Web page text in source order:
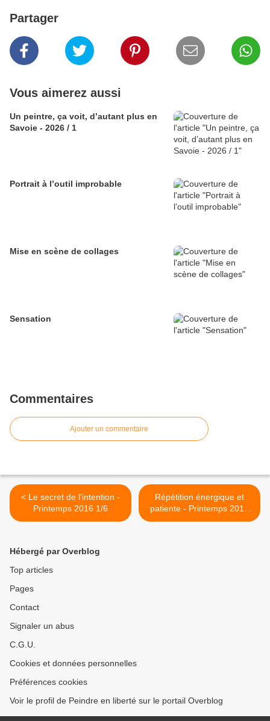
Partager
Vous aimerez aussi
Un peintre, ça voit, d’autant plus en
Savoie - 2026 / 1
Portrait à l’outil improbable
Mise en scène de collages
Sensation
Commentaires
Ajouter un commentaire
< Le secret de l'intention -
Printemps 2016 1/6
Répétition énergique et
patiente - Printemps 2016
3/6 >
Hébergé par Overblog
Top articles
Pages
Contact
Signaler un abus
C.G.U.
Cookies et données personnelles
Préférences cookies
Voir le profil de Peindre en liberté sur le portail Overblog